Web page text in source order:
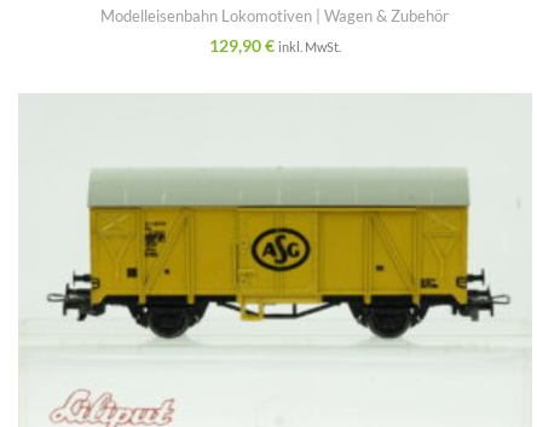
Modelleisenbahn Lokomotiven | Wagen & Zubehör
129,90€ inkl. MwSt.